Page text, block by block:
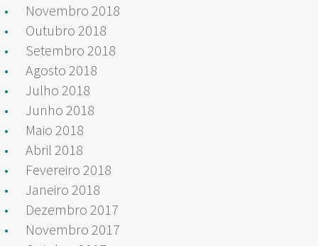
Novembro 2018
Outubro 2018
Setembro 2018
Agosto 2018
Julho 2018
Junho 2018
Maio 2018
Abril 2018
Fevereiro 2018
Janeiro 2018
Dezembro 2017
Novembro 2017